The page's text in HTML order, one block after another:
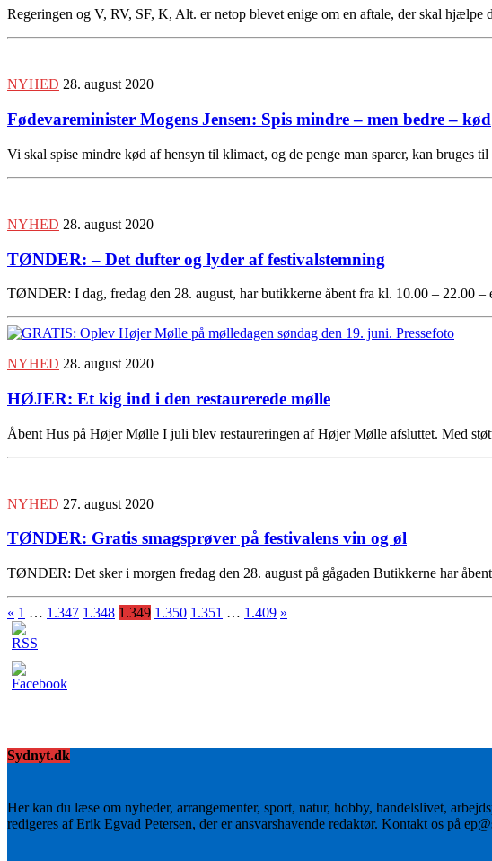
Regeringen og V, RV, SF, K, Alt. er netop blevet enige om en aftale, der skal
NYHED 28. august 2020
Fødevareminister Mogens Jensen: Spis mindre – men bedre – kød
Vi skal spise mindre kød af hensyn til klimaet, og de penge man sparer, kan bruges
NYHED 28. august 2020
TØNDER: – Det dufter og lyder af festivalstemning
TØNDER: I dag, fredag den 28. august, har butikkerne åbent fra kl. 10.00 – 22.00
NYHED 28. august 2020
HØJER: Et kig ind i den restaurerede mølle
Åbent Hus på Højer Mølle I juli blev restaureringen af Højer Mølle afsluttet. Med
NYHED 27. august 2020
TØNDER: Gratis smagsprøver på festivalens vin og øl
TØNDER: Det sker i morgen fredag den 28. august på gågaden Butikkerne har
« 1 … 1.347 1.348 1.349 1.350 1.351 … 1.409 »
Sydnyt.dk
Her kan du læse om nyheder, arrangementer, sport, natur, hobby, handelslivet,
redigeres af Erik Egvad Petersen, der er ansvarshavende redaktør. Kontakt os på